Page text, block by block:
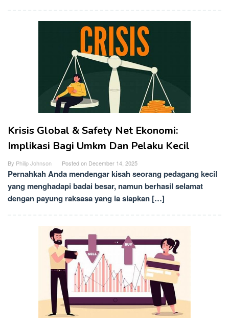
Krisis Global & Safety Net Ekonomi:
Implikasi Bagi Umkm Dan Pelaku Kecil
By Philip Johnson Posted on December 14, 2025
Pernahkah Anda mendengar kisah seorang pedagang kecil
yang menghadapi badai besar, namun berhasil selamat
dengan payung raksasa yang ia siapkan […]